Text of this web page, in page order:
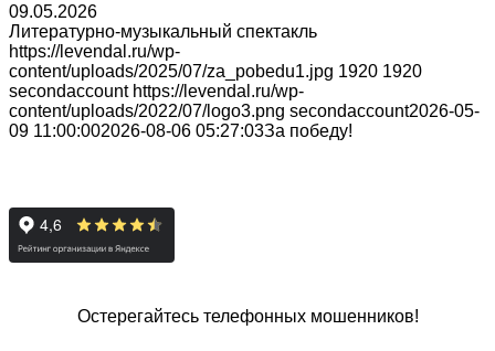
09.05.2026
Литературно-музыкальный спектакль
https://levendal.ru/wp-
content/uploads/2025/07/za_pobedu1.jpg 1920 1920
secondaccount https://levendal.ru/wp-
content/uploads/2022/07/logo3.png secondaccount2026-05-
09 11:00:002026-08-06 05:27:03За победу!
Остерегайтесь телефонных мошенников!